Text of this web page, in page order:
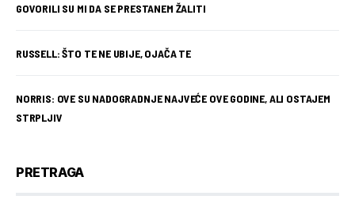
GOVORILI SU MI DA SE PRESTANEM ŽALITI
RUSSELL: ŠTO TE NE UBIJE, OJAČA TE
NORRIS: OVE SU NADOGRADNJE NAJVEĆE OVE GODINE, ALI OSTAJEM
STRPLJIV
PRETRAGA